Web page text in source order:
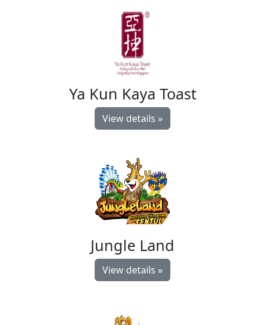
Ya Kun Kaya Toast
View details »
Jungle Land
View details »